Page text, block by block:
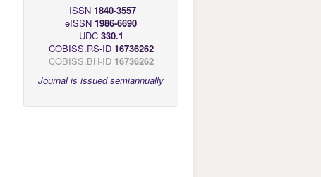
ISSN 1840-3557
eISSN 1986-6690
UDC 330.1
COBISS.RS-ID 16736262
COBISS.BH-ID 16736262
Journal is issued semiannually